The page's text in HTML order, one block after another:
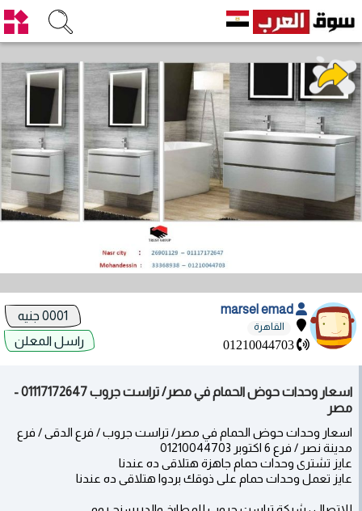
القاهرة
01210044703
راسل المعلن
اسعار وحدات حوض الحمام في مصر/ تراست جروب 01117172647 -
مصر
اسعار وحدات حوض الحمام في مصر/ تراست جروب / فرع الدقى / فرع
مدينة نصر / فرع 6 اكتوبر 01210044703
عايز تشترى وحدات حمام جاهزة هتلاقى ده عندنا
عايز تعمل وحدات حمام على ذوقك بردوا هتلاقى ده عندنا